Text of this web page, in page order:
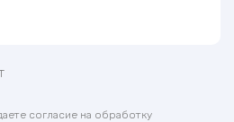
согласие на обработку